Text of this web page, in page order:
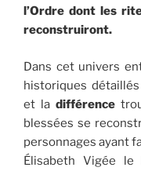
l’Ordre dont les
reconstruiront.
Dans cet univers
historiques
et la différence
blessées se
personnages ayant
Élisabeth Vigée le